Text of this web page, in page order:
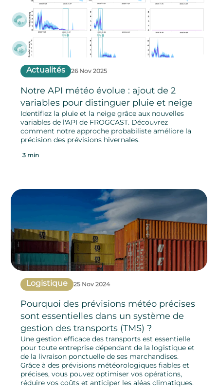
Actualités 26 Nov 2025
Notre API météo évolue : ajout de 2
variables pour distinguer pluie et neige
Identifiez la pluie et la neige grâce aux nouvelles
variables de l'API de FROGCAST. Découvrez
comment notre approche probabiliste améliore la
précision des prévisions hivernales.
3 min
Logistique 25 Nov 2024
Pourquoi des prévisions météo précises
sont essentielles dans un système de
gestion des transports (TMS) ?
Une gestion efficace des transports est essentielle
pour toute entreprise dépendant de la logistique et
de la livraison ponctuelle de ses marchandises.
Grâce à des prévisions météorologiques fiables et
précises, vous pouvez optimiser vos opérations,
réduire vos coûts et anticiper les aléas climatiques.